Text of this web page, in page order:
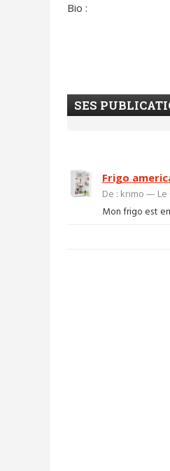
Bio :
SES
Frigo
De : krimo — Le
Mon frigo est